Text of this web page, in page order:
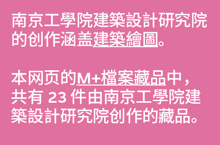
南京工學院建築設計研究院
的创作涵盖建築繪圖。
本网页的M+檔案藏品中，
共有 23 件由南京工學院建
築設計研究院创作的藏品。